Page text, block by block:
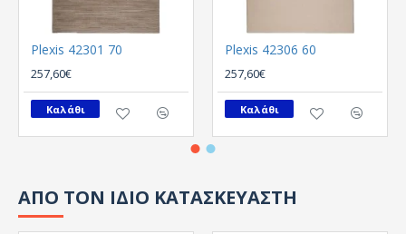
Plexis 42301 70
257,60€
Καλάθι
Plexis 42306 60
257,60€
Καλάθι
ΑΠΟ ΤΟΝ ΙΔΙΟ ΚΑΤΑΣΚΕΥΑΣΤΗ